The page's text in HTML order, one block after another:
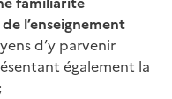
l’enseignement
d’y parvenir
également la